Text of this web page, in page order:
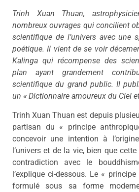
Trinh Xuan Thuan,
nombreux ouvrages qui concilient
scientifique de l’univers avec une
poétique. Il vient de se voir
Kalinga qui récompense des
plan ayant grandement
scientifique du grand public. Il
un « Dictionnaire amoureux du Ciel
Trinh Xuan Thuan est depuis
partisan du « principe
concevoir une intention à
l’univers et de la vie, bien que
contradiction avec le
l’explique ci-dessous. Le «
formulé sous sa forme